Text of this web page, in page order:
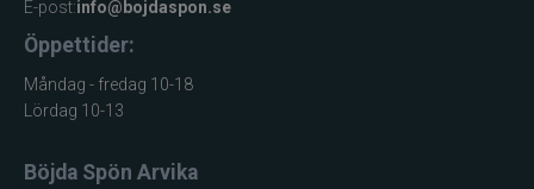
E-post:info@bojdaspon.se
Öppettider:
Måndag - fredag 10-18
Lördag 10-13
Böjda Spön Arvika